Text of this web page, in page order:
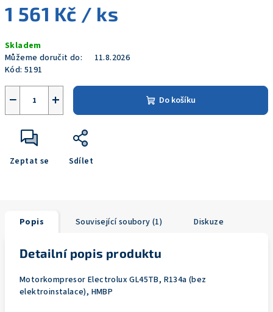
1 561 Kč / ks
cena:
Skladem
Můžeme doručit do:
11.8.2026
Kód: 5191
+
− Do košíku
Zeptat se Sdílet
Popis Související soubory (1) Diskuze
Detailní popis produktu
Motorkompresor Electrolux GL45TB, R134a (bez
elektroinstalace), HMBP